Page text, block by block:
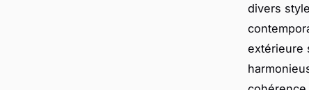
divers
extérieure